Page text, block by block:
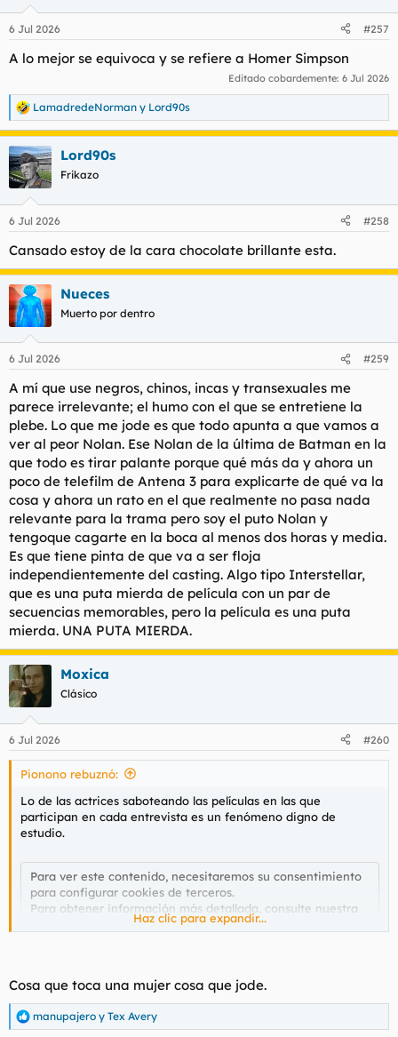
e
:
6 Jul 2026 #257
A lo mejor se equivoca y se refiere a Homer Simpson
Editado cobardemente: 6 Jul 2026
R
e
a
c
c
i
e
:
LamadredeNorman y Lord90s
Lord90s
Frikazo
6 Jul 2026 #258
Cansado estoy de la cara chocolate brillante esta.
Nueces
Muerto por dentro
6 Jul 2026 #259
A mí que use negros, chinos, incas y transexuales me
parece irrelevante; el humo con el que se entretiene la
plebe. Lo que me jode es que todo apunta a que vamos a
ver al peor Nolan. Ese Nolan de la última de Batman en la
que todo es tirar palante porque qué más da y ahora un
poco de telefilm de Antena 3 para explicarte de qué va la
cosa y ahora un rato en el que realmente no pasa nada
relevante para la trama pero soy el puto Nolan y
tengoque cagarte en la boca al menos dos horas y media.
Es que tiene pinta de que va a ser floja
independientemente del casting. Algo tipo Interstellar,
que es una puta mierda de película con un par de
secuencias memorables, pero la película es una puta
mierda. UNA PUTA MIERDA.
Moxica
Clásico
6 Jul 2026 #260
Pionono rebuznó:
Lo de las actrices saboteando las películas en las que
participan en cada entrevista es un fenómeno digno de
estudio.
Para ver este contenido, necesitaremos su consentimiento
para configurar cookies de terceros.
Para obtener información más detallada, consulte nuestra
.Haz clic para expandir...
Cosa que toca una mujer cosa que jode.
R
manupajero y Tex Avery